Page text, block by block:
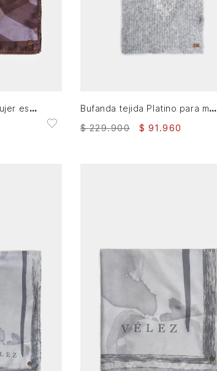
Pañuelo calthas para mujer estampado Bufanda tejida Platino para mujer detalle lentejuelas
$ 229.900 $ 91 .960